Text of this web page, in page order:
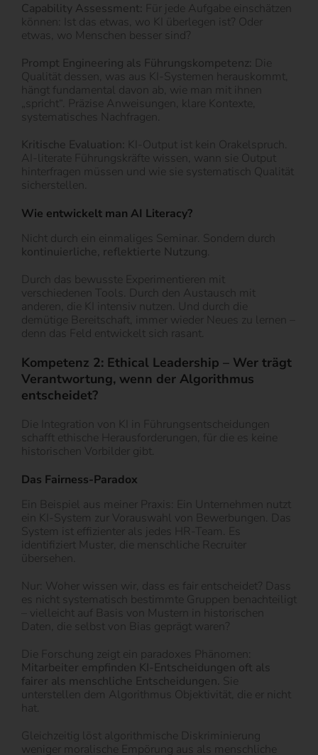
Capability Assessment: Für jede Aufgabe einschätzen
können: Ist das etwas, wo KI überlegen ist? Oder
etwas, wo Menschen besser sind?
Prompt Engineering als Führungskompetenz: Die
Qualität dessen, was aus KI-Systemen herauskommt,
hängt fundamental davon ab, wie man mit ihnen
„spricht“. Präzise Anweisungen, klare Kontexte,
systematisches Nachfragen.
Kritische Evaluation: KI-Output ist kein Orakelspruch.
AI-literate Führungskräfte wissen, wann sie Output
hinterfragen müssen und wie sie systematisch Qualität
sicherstellen.
Wie entwickelt man AI Literacy?
Nicht durch ein einmaliges Seminar. Sondern durch
kontinuierliche, reflektierte Nutzung.
Durch das bewusste Experimentieren mit
verschiedenen Tools. Durch den Austausch mit
anderen, die KI intensiv nutzen. Und durch die
demütige Bereitschaft, immer wieder Neues zu lernen –
denn das Feld entwickelt sich rasant.
Kompetenz 2: Ethical Leadership – Wer trägt
Verantwortung, wenn der Algorithmus
entscheidet?
Die Integration von KI in Führungsentscheidungen
schafft ethische Herausforderungen, für die es keine
historischen Vorbilder gibt.
Das Fairness-Paradox
Ein Beispiel aus meiner Praxis: Ein Unternehmen nutzt
ein KI-System zur Vorauswahl von Bewerbungen. Das
System ist effizienter als jedes HR-Team. Es
identifiziert Muster, die menschliche Recruiter
übersehen.
Nur: Woher wissen wir, dass es fair entscheidet? Dass
es nicht systematisch bestimmte Gruppen benachteiligt
– vielleicht auf Basis von Mustern in historischen
Daten, die selbst von Bias geprägt waren?
Die Forschung zeigt ein paradoxes Phänomen:
Mitarbeiter empfinden KI-Entscheidungen oft als
fairer als menschliche Entscheidungen. Sie
unterstellen dem Algorithmus Objektivität, die er nicht
hat.
Gleichzeitig löst algorithmische Diskriminierung
weniger moralische Empörung aus als menschliche